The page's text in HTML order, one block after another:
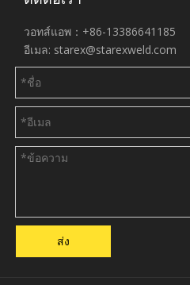
วอทส์แอพ：+86-13386641185
อีเมล: starex@starexweld.com
ส่ง